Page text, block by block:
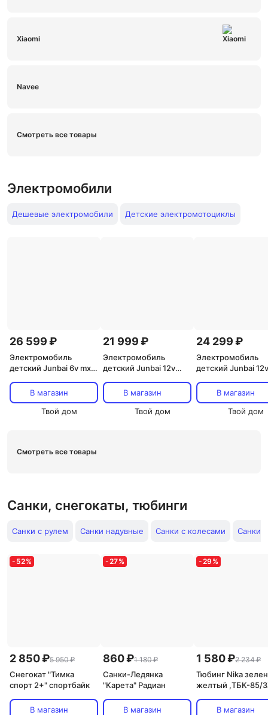
Xiaomi
Navee
Смотреть все товары
Электромобили
Дешевые электромобили Детские электромотоциклы
26 599 ₽
Электромобиль
детский Junbai 6v mxb
В магазин
Твой дом
21 999 ₽
Электромобиль
детский Junbai 12v
В магазин
Твой дом
24 299 ₽
Электромобиль
детский Junbai 12v
В магазин
Твой дом
Смотреть все товары
Санки, снегокаты, тюбинги
Санки с рулем Санки надувные Санки с колесами Санки
- 52%
2 850 ₽5 950 ₽
Снегокат "Тимка
спорт 2+" спортбайк
В магазин
-27%
860 ₽1 180 ₽
Санки-Ледянка
"Карета" Радиан
В магазин
-29 %
1 580 ₽2 234 ₽
Тюбинг Nika
желтый ,ТБК-85/
В магазин